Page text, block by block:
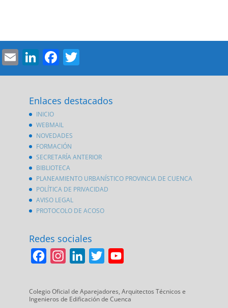
EmailLinkedIn
Facebook
Enlaces destacados
INICIO
WEBMAIL
NOVEDADES
FORMACIÓN
SECRETARÍA ANTERIOR
BIBLIOTECA
PLANEAMIENTO URBANÍSTICO PROVINCIA DE CUENCA
POLÍTICA DE PRIVACIDAD
AVISO LEGAL
PROTOCOLO DE ACOSO
Redes sociales
c
e
s
t
k
i
t
u
T
Colegio Oficial de Aparejadores, Arquitectos Técnicos e
Ingenieros de Edificación de Cuenca